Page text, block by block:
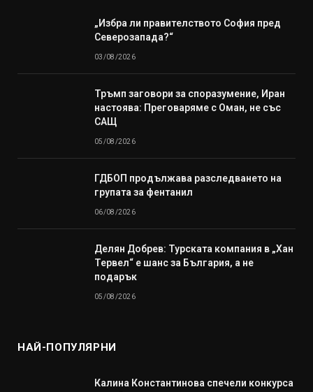
„Избра ли правителството София пред
Северозапада?“
03/08/2026
Тръмп заговори за споразумение, Иран
настоява: Преговаряме с Оман, не със
САЩ
05/08/2026
ГДБОП продължава разследването на
групата за фентанил
06/08/2026
Делян Добрев: Турската компания в „Хан
Тервел“ е шанс за България, а не
подарък
05/08/2026
НАЙ-ПОПУЛЯРНИ
Калина Константинова спечели конкурса